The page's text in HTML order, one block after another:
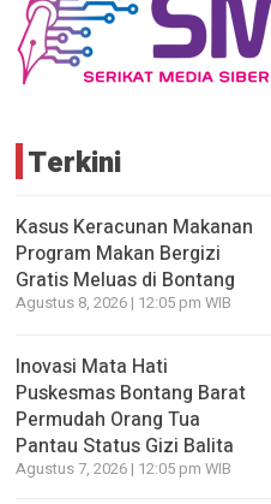
Terkini
Kasus Keracunan Makanan
Program Makan Bergizi
Gratis Meluas di Bontang
Agustus 8, 2026 | 12:05 pm WIB
Inovasi Mata Hati
Puskesmas Bontang Barat
Permudah Orang Tua
Pantau Status Gizi Balita
Agustus 7, 2026 | 12:05 pm WIB